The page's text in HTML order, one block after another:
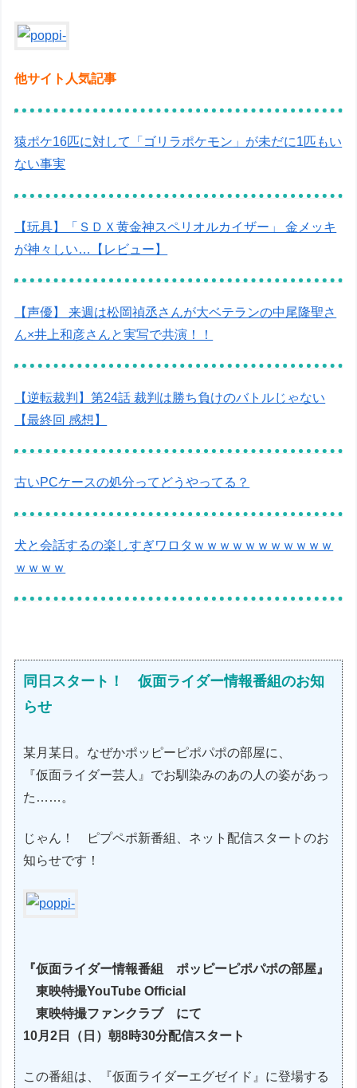
他サイト人気記事
猿ポケ16匹に対して「ゴリラポケモン」が未だに1匹もい
ない事実
【玩具】「ＳＤＸ黄金神スペリオルカイザー」 金メッキ
が神々しい…【レビュー】
【声優】 来週は松岡禎丞さんが大ベテランの中尾隆聖さ
ん×井上和彦さんと実写で共演！！
【逆転裁判】第24話 裁判は勝ち負けのバトルじゃない
【最終回 感想】
古いPCケースの処分ってどうやってる？
犬と会話するの楽しすぎワロタｗｗｗｗｗｗｗｗｗｗｗ
ｗｗｗｗ
同日スタート！ 仮面ライダー情報番組のお知
らせ
某月某日。なぜかポッピーピポパポの部屋に、
『仮面ライダー芸人』でお馴染みのあの人の姿があっ
た……。
じゃん！ ピプペポ新番組、ネット配信スタートのお
知らせです！
『仮面ライダー情報番組 ポッピーピポパポの部屋』
東映特撮YouTube Official
東映特撮ファンクラブ にて
10月2日（日）朝8時30分配信スタート
この番組は、『仮面ライダーエグゼイド』に登場する